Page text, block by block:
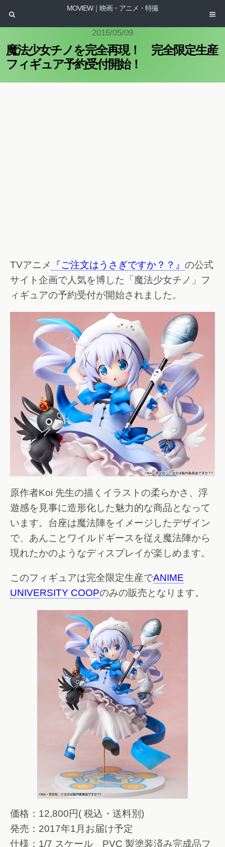
MOVIEW｜映画・アニメ・特撮
2016/05/09
魔法少女チノを完全再現！ 完全限定生産
フィギュア予約受付開始！
TVアニメ 『ご注文はうさぎですか？？』 の公式
サイト企画で人気を博した「魔法少女チノ」フ
ィギュアの予約受付が開始されました。
原作者Koi 先生の描くイラストの柔らかさ、浮
遊感を見事に造形化した魅力的な商品となって
います。台座は魔法陣をイメージしたデザイン
で、あんことワイルドギースを従え魔法陣から
現れたかのようなディスプレイが楽しめます。
このフィギュアは完全限定生産でANIME
UNIVERSITY COOPのみの販売となります。
価格：12,800円( 税込・送料別)
発売：2017年1月お届け予定
仕様：1/7 スケール PVC 製塗装済み完成品フ